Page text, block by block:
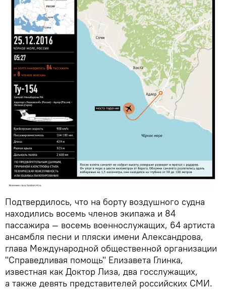
Подтвердилось, что на борту воздушного судна
находились восемь членов экипажа и 84
пассажира — восемь военнослужащих, 64 артиста
ансамбля песни и пляски имени Александрова,
глава Международной общественной организации
"Справедливая помощь" Елизавета Глинка,
известная как Доктор Лиза, два госслужащих,
а также девять представителей российских СМИ.